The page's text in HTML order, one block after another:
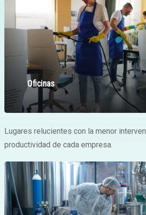
Oficinas
Lugares relucientes con la menor
productividad de cada empresa.